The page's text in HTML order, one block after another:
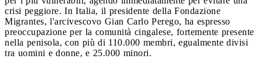
crisi peggiore. In Italia, il presidente della Fondazione
Migrantes, l'arcivescovo Gian Carlo Perego, ha espresso
preoccupazione per la comunità cingalese, fortemente presente
nella penisola, con più di 110.000 membri, egualmente divisi
tra uomini e donne, e 25.000 minori.